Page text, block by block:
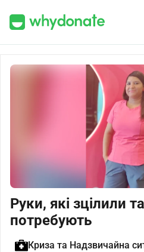
Руки, які зцілили
потребують
Криза та Надзвичайна